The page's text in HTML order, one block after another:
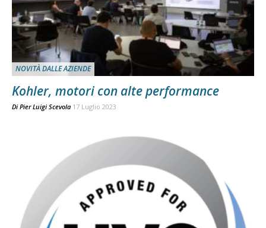
NOVITÀ DALLE AZIENDE
Kohler, motori con alte performance
Di Pier Luigi Scevola 17 Luglio 2023